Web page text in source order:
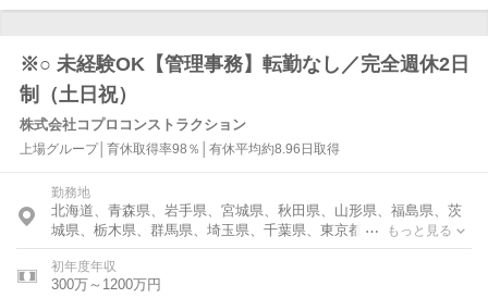
※○ 未経験OK【管理事務】転勤なし／完全週休2日
制（土日祝）
株式会社コプロコンストラクション
上場グループ│育休取得率98％│有休平均約8.96日取得
勤務地
北海道、青森県、岩手県、宮城県、秋田県、山形県、福島県、茨
城県、栃木県、群馬県、埼玉県、千葉県、東京都、神奈川県、富
山県、石川県、福井県、新潟県、山梨県、長野県、岐阜県、静岡
県、愛知県、三重県、滋賀県、京都府、大阪府、兵庫県、奈良
県、和歌山県、鳥取県、島根県、岡山県、広島県、山口県、徳島
もっと見る
初年度年収
300万～1200万円